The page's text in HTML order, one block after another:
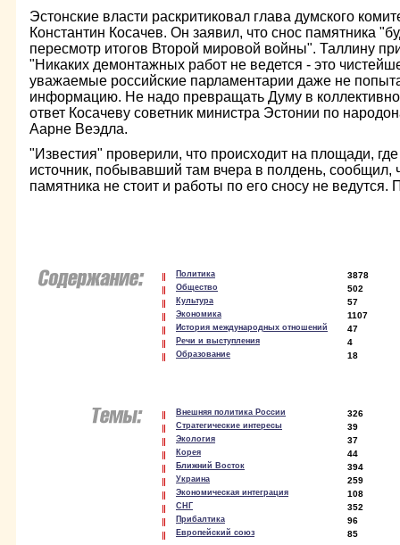
Эстонские власти раскритиковал глава думского
Константин Косачев. Он заявил, что снос памятника
пересмотр итогов Второй мировой войны". Таллину
"Никаких демонтажных работ не ведется - это
уважаемые российские парламентарии даже не
информацию. Не надо превращать Думу в
ответ Косачеву советник министра Эстонии по
Аарне Веэдла.
"Известия" проверили, что происходит на площади,
источник, побывавший там вчера в полдень, сообщил,
памятника не стоит и работы по его сносу не ведутся.
Политика 3878
Общество 502
Культура 57
Экономика 1107
История международных отношений 47
Речи и выступления 4
Образование 18
Внешняя политика России 326
Стратегические интересы 39
Экология 37
Корея 44
Ближний Восток 394
Украина 259
Экономическая интеграция 108
СНГ 352
Прибалтика 96
Европейский союз 85